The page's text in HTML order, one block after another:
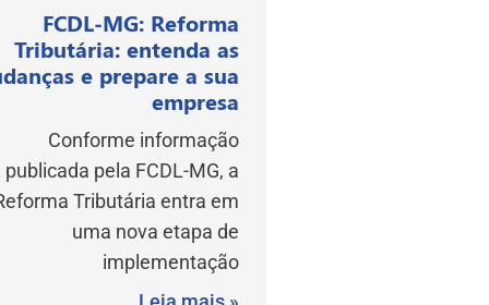
FCDL-MG: Reforma
Tributária: entenda as
e prepare a sua
empresa
Conforme informação
publicada pela FCDL-MG, a
Tributária entra em
uma nova etapa de
implementação